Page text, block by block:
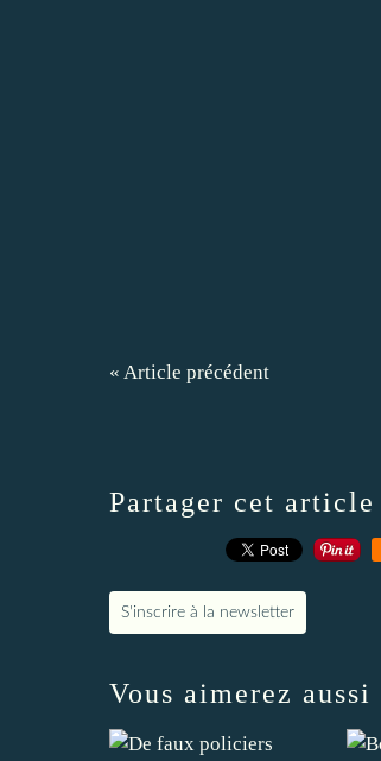
« Article précédent
Partager cet article
S'inscrire à la newsletter
Vous aimerez aussi